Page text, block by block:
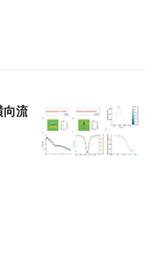
向流动测试，可将灵敏度提